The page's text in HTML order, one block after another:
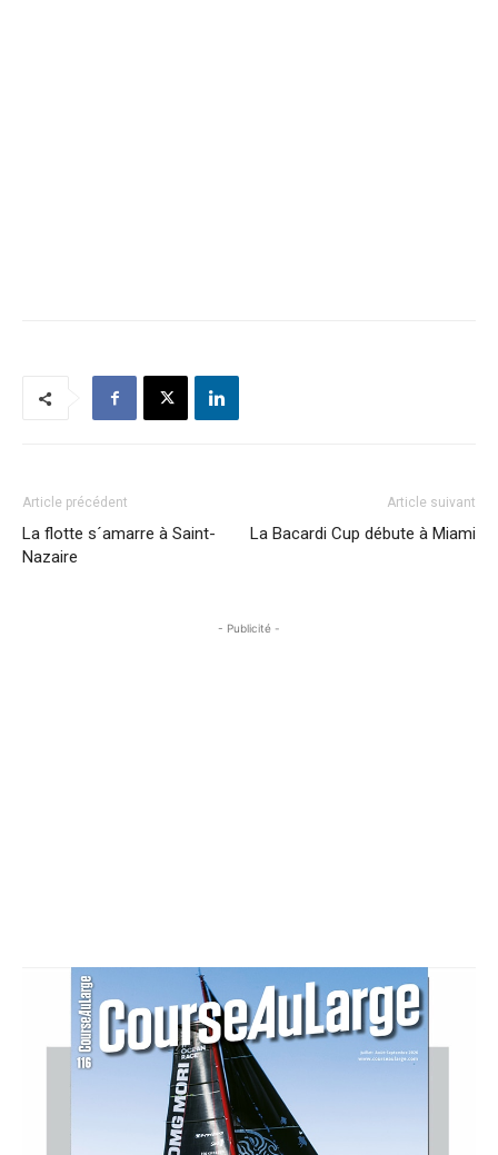
Article précédent
La flotte s´amarre à Saint-
Nazaire
Article suivant
La Bacardi Cup débute à Miami
- Publicité -